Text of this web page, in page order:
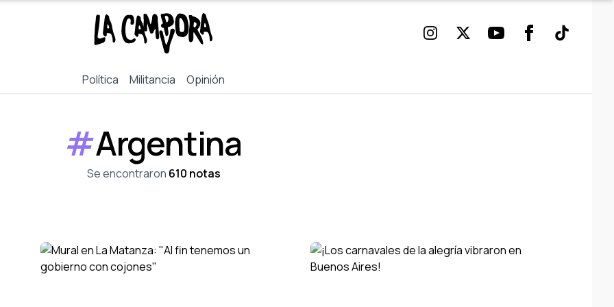
InstagramTwitterYoutubeFacebook
TikTok
Política Militancia Opinión
#Argentina
Se encontraron 610 notas